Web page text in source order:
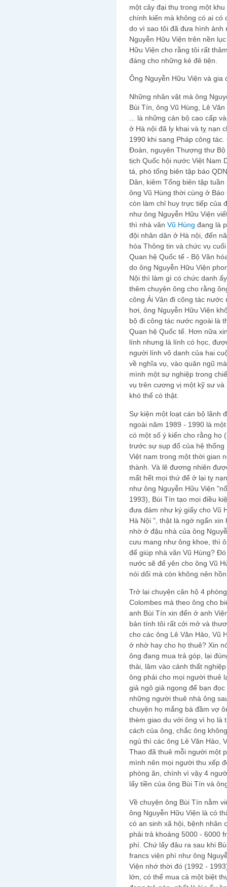
một cây đại thụ trong một
chính kiến mà không có ai có
do vì sao tôi đã đưa hình ảnh
Nguyễn Hữu Viện trên nền
Hữu Viện cho rằng tôi rất
đáng cho những kẻ đê tiện.
Ông Nguyễn Hữu Viện và gia
Những nhân vật mà ông
Bùi Tín, ông Vũ Hùng, Lê
... là những cán bộ cao cấp
ở Hà nội đã ly khai và tỵ nạn
1990 khi sang Pháp công
Đoàn, nguyên Thượng thư
tịch Quốc hội nước Việt Nam
tá, phó tổng biên tập báo
Dân, kiêm Tổng biên tập
ông Vũ Hùng thời cùng ở
còn làm chỉ huy trực tiếp của
như ông Nguyễn Hữu Viện
thì nhà văn Vũ Hùng đang là
đội nhân dân ở Hà nội, đến
hóa Thông tin và chức vụ
Quan hệ Quốc tế - Bộ Văn
do ông Nguyễn Hữu Viện
Nội thì làm gì có chức danh
thêm chuyện ông cho rằng
công Ái Vân đi công tác nước
hơi, ông Nguyễn Hữu Viện
bộ đi công tác nước ngoài là
Quan hệ Quốc tế. Hơn nữa
lính nhưng là lính có học,
người lính vô danh của hai
về nghĩa vụ, vào quân ngũ
mình một sự nghiệp trong
vụ trên cương vị một kỹ sư
khó thể có thật.
Sự kiện một loạt cán bộ lãnh
ngoài năm 1989 - 1990 là
có một số ý kiến cho rằng họ
trước sự sụp đổ của hệ
Việt nam trong một thời gian
thành. Và lẽ đương nhiên
mất hết mọi thứ để ở lại tỵ
như ông Nguyễn Hữu Viện
1993), Bùi Tín tạo mọi điều
đưa đám như ký giấy cho Vũ
Hà Nội ", thật là ngớ ngẩn
nhờ ở đậu nhà của ông
cưu mang như ông khoe, thì
để giúp nhà văn Vũ Hùng?
nước sẽ để yên cho ông Vũ
nói dối mà còn không nên
Trở lại chuyện căn hộ 4
Colombes mà theo ông cho
anh Bùi Tín xin đến ở anh
bản tính tôi rất cởi mở và
cho các ông Lê Văn Hảo, Vũ
ở nhờ hay cho họ thuê? Xin
ông đang mua trả góp, lại
thải, lâm vào cảnh thất
ông phải cho mọi người thuê
giả ngô giả ngọng để bạn
những người thuê nhà ông
chuyện họ mắng bà đầm vợ
thèm giao du với ông vì họ là
cách của ông, chắc ông
ngủ thì các ông Lê Văn Hảo,
Thao đã thuê mỗi người một
mình nên mọi người thu xếp
phòng ăn, chính vì vậy 4
lấy tiền của ông Bùi Tín và
Về chuyện ông Bùi Tín nằm
ông Nguyễn Hữu Viện là có
có an sinh xã hội, bệnh nhân
phải trả khoảng 5000 - 6000
phí. Chứ lấy đâu ra sau khi
francs viện phí như ông
Viện nhớ thời đó (1992 -
lớn, có thể mua cả một biệt